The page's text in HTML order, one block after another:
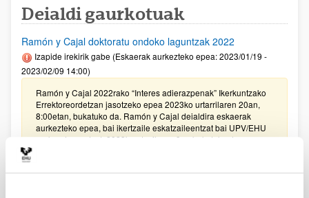
Deialdi gaurkotuak
Ramón y Cajal doktoratu ondoko laguntzak 2022
Izapide irekirik gabe (Eskaerak aurkezteko epea: 2023/01/19 -
2023/02/09 14:00)
Ramón y Cajal 2022rako “Interes adierazpenak” Ikerkuntzako
Errektoreordetzan jasotzeko epea 2023ko urtarrilaren 20an,
8:00etan, bukatuko da. Ramón y Cajal deialdira eskaerak
aurkezteko epea, bai ikertzaile eskatzaileentzat bai UPV/EHU
erakundearentzat, 2023ko otsailaren 9an bukatuko da,